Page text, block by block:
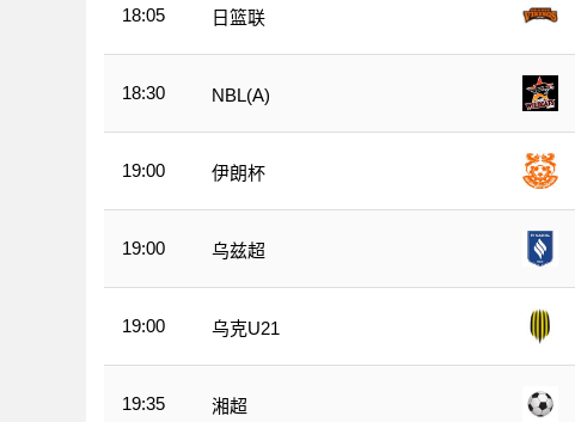
18:05 日篮联
18:30 NBL(A)
19:00 伊朗杯
19:00 乌兹超
19:00 乌克U21
19:35 湘超